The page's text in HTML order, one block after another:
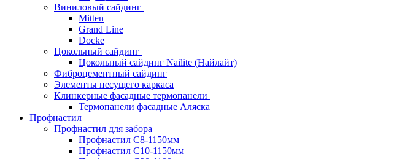
Виниловый сайдинг
Mitten
Grand Line
Docke
Цокольный сайдинг
Цокольный сайдинг Nailite (Найлайт)
Фиброцементный сайдинг
Элементы несущего каркаса
Клинкерные фасадные термопанели
Термопанели фасадные Аляска
Профнастил
Профнастил для забора
Профнастил С8-1150мм
Профнастил С10-1150мм